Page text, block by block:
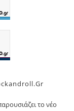
το νέο